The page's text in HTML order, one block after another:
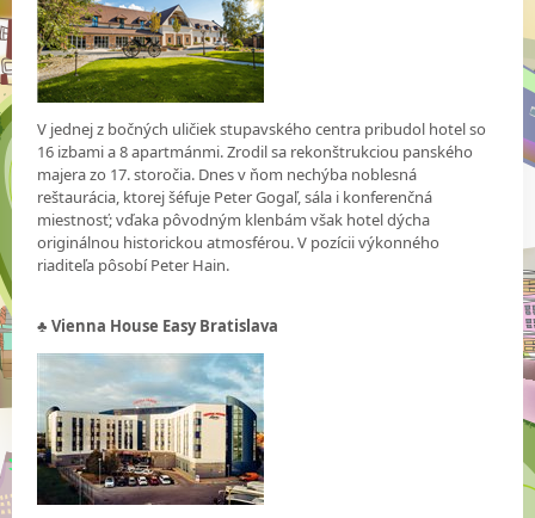
V jednej z bočných uličiek stupavského centra pribudol hotel so
16 izbami a 8 apartmánmi. Zrodil sa rekonštrukciou panského
majera zo 17. storočia. Dnes v ňom nechýba noblesná
reštaurácia, ktorej šéfuje Peter Gogaľ, sála i konferenčná
miestnosť; vďaka pôvodným klenbám však hotel dýcha
originálnou historickou atmosférou. V pozícii výkonného
riaditeľa pôsobí Peter Hain.
♣ Vienna House Easy Bratislava